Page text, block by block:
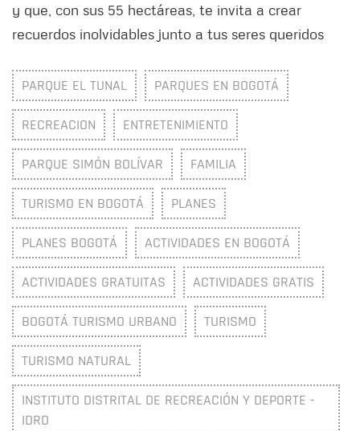
y que, con sus 55 hectáreas, te invita a crear
recuerdos inolvidables junto a tus seres queridos
PARQUE EL TUNAL PARQUES EN BOGOTÁ
RECREACION ENTRETENIMIENTO
PARQUE SIMÓN BOLÍVAR FAMILIA
TURISMO EN BOGOTÁ PLANES
PLANES BOGOTÁ ACTIVIDADES EN BOGOTÁ
ACTIVIDADES GRATUITAS ACTIVIDADES GRATIS
BOGOTÁ TURISMO URBANO TURISMO
TURISMO NATURAL
INSTITUTO DISTRITAL DE RECREACIÓN Y DEPORTE -
IDRD